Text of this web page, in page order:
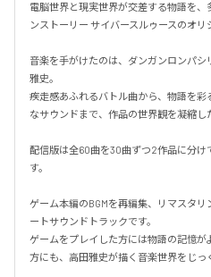
電脳世界と現実世界が交差する物語を
ンストーリー サイバースルゥースのオリ
音楽を手がけたのは、ダンガンロンパシ
雅史。
疾走感あふれるバトル曲から、物語を
なサウンドまで、作品の世界観を凝縮し
配信版は全60曲を30曲ずつ2作品に分け
す。
ゲーム本編のBGMを再編集、リマスタ
ートサウンドトラックです。
ゲームをプレイした方には物語の記憶が
方にも、高田雅史が描く音楽世界をじっ